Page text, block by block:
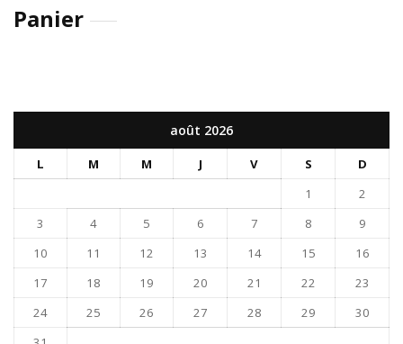
Panier
août 2026
L M M J V S
D
1
2
3
4 5 6 7 8
9
10
11 12 13 14 15
16
17
18 19 20 21 22
23
24
25 26 27 28 29
30